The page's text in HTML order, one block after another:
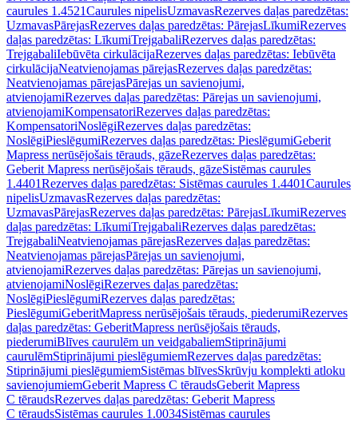
caurules 1.4521Caurules nipelisUzmavasRezerves daļas paredzētas:
UzmavasPārejasRezerves daļas paredzētas: PārejasLīkumiRezerves
daļas paredzētas: LīkumiTrejgabaliRezerves daļas paredzētas:
TrejgabaliIebūvēta cirkulācijaRezerves daļas paredzētas: Iebūvēta
cirkulācijaNeatvienojamas pārejasRezerves daļas paredzētas:
Neatvienojamas pārejasPārejas un savienojumi,
atvienojamiRezerves daļas paredzētas: Pārejas un savienojumi,
atvienojamiKompensatoriRezerves daļas paredzētas:
KompensatoriNoslēgiRezerves daļas paredzētas:
NoslēgiPieslēgumiRezerves daļas paredzētas: PieslēgumiGeberit
Mapress nerūsējošais tērauds, gāzeRezerves daļas paredzētas:
Geberit Mapress nerūsējošais tērauds, gāzeSistēmas caurules
1.4401Rezerves daļas paredzētas: Sistēmas caurules 1.4401Caurules
nipelisUzmavasRezerves daļas paredzētas:
UzmavasPārejasRezerves daļas paredzētas: PārejasLīkumiRezerves
daļas paredzētas: LīkumiTrejgabaliRezerves daļas paredzētas:
TrejgabaliNeatvienojamas pārejasRezerves daļas paredzētas:
Neatvienojamas pārejasPārejas un savienojumi,
atvienojamiRezerves daļas paredzētas: Pārejas un savienojumi,
atvienojamiNoslēgiRezerves daļas paredzētas:
NoslēgiPieslēgumiRezerves daļas paredzētas:
PieslēgumiGeberitMapress nerūsējošais tērauds, piederumiRezerves
daļas paredzētas: GeberitMapress nerūsējošais tērauds,
piederumiBlīves caurulēm un veidgabaliemStiprinājumi
caurulēmStiprinājumi pieslēgumiemRezerves daļas paredzētas:
Stiprinājumi pieslēgumiemSistēmas blīvesSkrūvju komplekti atloku
savienojumiemGeberit Mapress C tēraudsGeberit Mapress
C tēraudsRezerves daļas paredzētas: Geberit Mapress
C tēraudsSistēmas caurules 1.0034Sistēmas caurules